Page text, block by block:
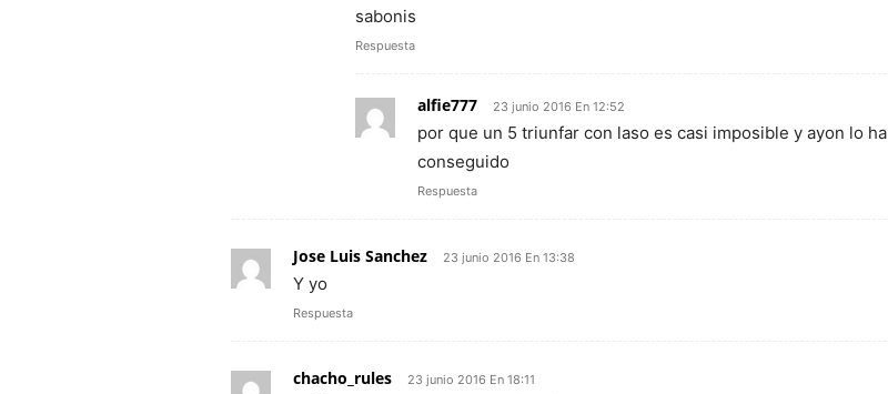
sabonis
Respuesta
alfie777 23 junio 2016 En 12:52
por que un 5 triunfar con laso es casi imposible y ayon lo ha
conseguido
Respuesta
Jose Luis Sanchez 23 junio 2016 En 13:38
Y yo
Respuesta
chacho_rules 23 junio 2016 En 18:11